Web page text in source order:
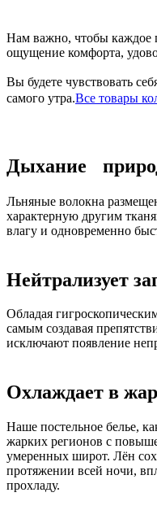
Нам важно, чтобы каждое
ощущение комфорта,
Вы будете чувствовать
самого утра.Все товары
Дыхание
Льняные волокна
характерную другим
влагу и одновременно
Нейтрализует
Обладая
самым создавая
исключают появление
Охлаждает в
Наше постельное белье,
жарких регионов с
умеренных широт. Лён
протяжении всей ночи,
прохладу.